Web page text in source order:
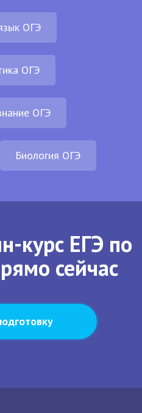
ОГЭ
ОГЭ
ОГЭ
Биология ОГЭ
курс ЕГЭ по
сейчас